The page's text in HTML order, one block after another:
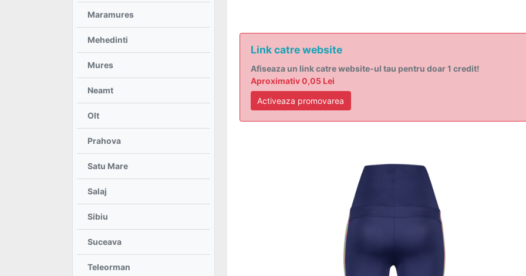
Maramures
Mehedinti
Mures
Neamt
Olt
Prahova
Satu Mare
Salaj
Sibiu
Suceava
Teleorman
Link catre website
Afiseaza un link catre website-ul tau pentru doar 1 credit!
Aproximativ 0,05 Lei
Activeaza promovarea